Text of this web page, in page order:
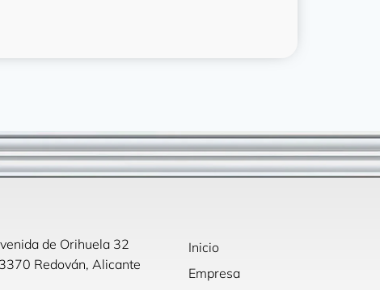
de Orihuela 32
Redován, Alicante
Inicio
Empresa